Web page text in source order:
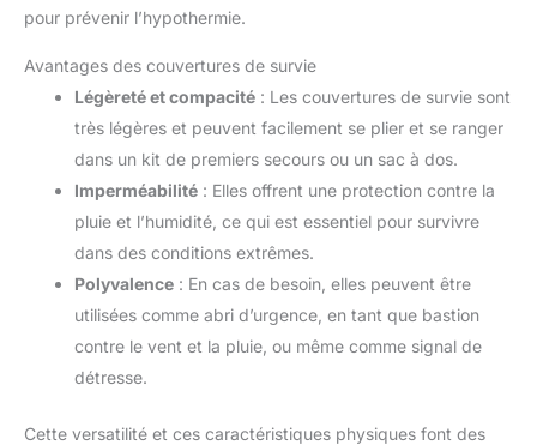
pour prévenir l’hypothermie.
Avantages des couvertures de survie
Légèreté et compacité : Les couvertures de survie sont
très légères et peuvent facilement se plier et se ranger
dans un kit de premiers secours ou un sac à dos.
Imperméabilité : Elles offrent une protection contre la
pluie et l’humidité, ce qui est essentiel pour survivre
dans des conditions extrêmes.
Polyvalence : En cas de besoin, elles peuvent être
utilisées comme abri d’urgence, en tant que bastion
contre le vent et la pluie, ou même comme signal de
détresse.
Cette versatilité et ces caractéristiques physiques font des